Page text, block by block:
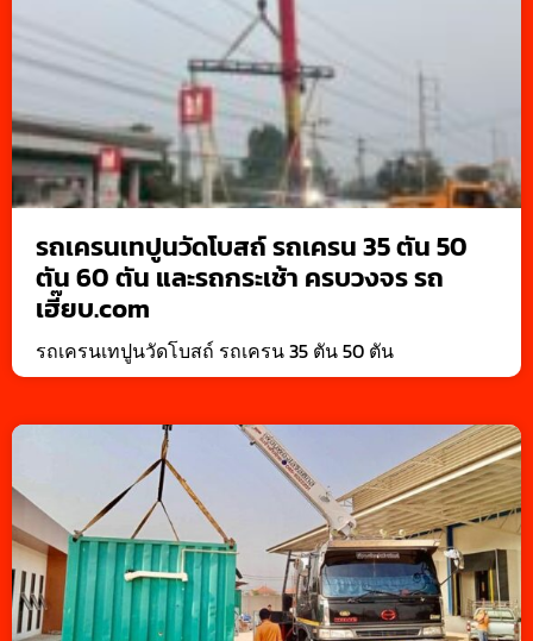
รถเครนเทปูนวัดโบสถ์ รถเครน 35 ตัน 50
ตัน 60 ตัน และรถกระเช้า ครบวงจร รถ
เฮี๊ยบ.com
รถเครนเทปูนวัดโบสถ์ รถเครน 35 ตัน 50 ตัน